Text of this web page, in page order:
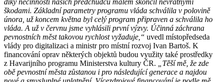
díky nečinnosti našich předchůdců málem skončil nevratnými
škodami. Základní parametry programu vláda schválila v polovině
února, už koncem května byl celý program připraven a schválila ho
vláda. A už v červnu jsme vyhlásili první výzvy. Účinná záchrana
pevnostních měst takovou rychlost vyžaduje,“ uvedl místopředseda
vlády pro digitalizaci a ministr pro místní rozvoj Ivan Bartoš. K
financování oprav některých objektů budou využity také prostředky
z Havarijního programu Ministerstva kultury ČR.
„Těší mě, že zde
obě pevnostní města zůstanou i pro následující generace a najdou